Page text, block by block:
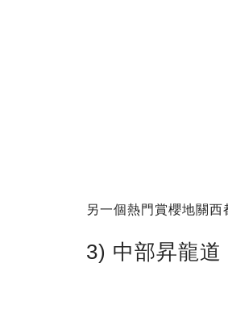
另一個熱門賞櫻地關西
3) 中部昇龍道